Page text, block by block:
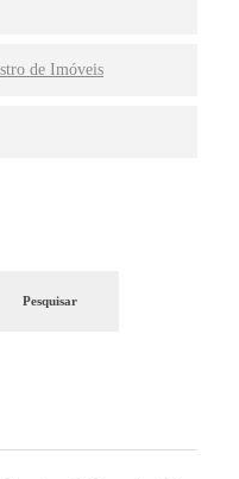
de Imóveis
Pesquisar